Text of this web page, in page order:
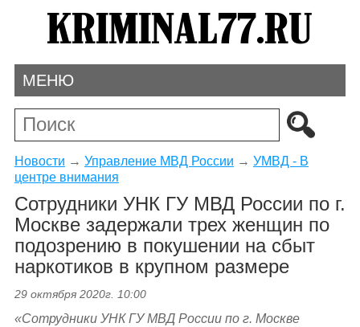
МЕНЮ
Новости → Управление МВД России → УМВД - В
центре внимания
Сотрудники УНК ГУ МВД России по г.
Москве задержали трех женщин по
подозрению в покушении на сбыт
наркотиков в крупном размере
29 октября 2020г. 10:00
«Сотрудники УНК ГУ МВД России по г. Москве